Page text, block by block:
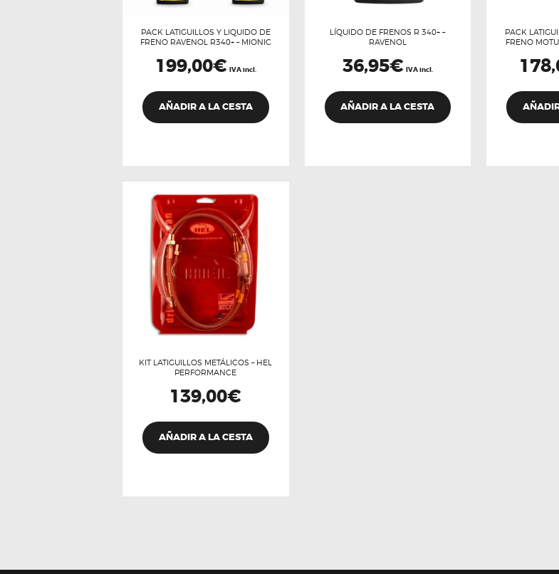
PACK LATIGUILLOS Y LIQUIDO DE
FRENO RAVENOL R340+ – MIONIC
199,00€ IVA incl.
AÑADIR A LA CESTA
LÍQUIDO DE FRENOS R 340+ –
RAVENOL
36,95€ IVA incl.
AÑADIR A LA CESTA
PACK
FRENO
KIT LATIGUILLOS METÁLICOS – HEL
PERFORMANCE
139,00€
AÑADIR A LA CESTA